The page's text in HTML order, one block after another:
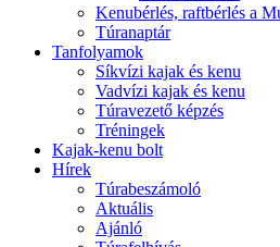
Kenubérlés, raftbérlés a
Túranaptár
Tanfolyamok
Síkvízi kajak és kenu
Vadvízi kajak és kenu
Túravezető képzés
Tréningek
Kajak-kenu bolt
Hírek
Túrabeszámoló
Aktuális
Ajánló